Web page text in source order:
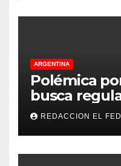
ARGENTINA
Polémica
busca
refugios de
denuncian
controles
REDACCION EL